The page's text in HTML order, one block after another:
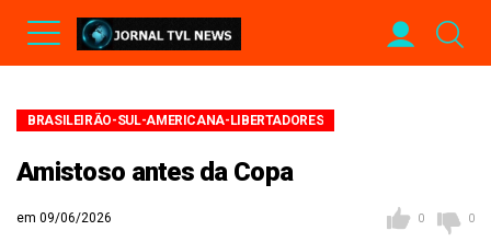
BRASILEIRÃO-SUL-AMERICANA-LIBERTADORES
Amistoso antes da Copa
em 09/06/2026 0 0